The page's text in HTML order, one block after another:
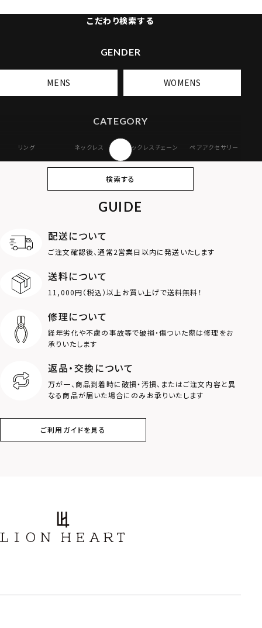
こだわり検索する
GENDER
MENS WOMENS
CATEGORY
リング ネックレス ネックレスチェーン ペアアクセサリー
オンラインストア
ギフトボックス
ダブルリング
ロゴ
クラウン
フラワー
検索する
GUIDE
配送について
ご注文確認後、通常2営業日以内に発送いたします
送料について
11,000円（税込）以上お買い上げで送料無料！
修理について
経年劣化や不慮の事故等で破損・傷ついた際は修理をお
承りいたします
返品・交換について
万が一、商品到着時に破損・汚損、またはご注文内容と異
なる商品が届いた場合にのみお承りいたします
ご利用ガイドを見る